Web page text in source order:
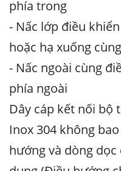
phía trong
- Nấc lớp điều
hoặc hạ xuống
- Nấc ngoài cùng
phía ngoài
Dây cáp kết nối bộ
Inox 304 không
hướng và dòng